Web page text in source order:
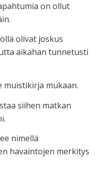
on ollut
olivat joskus
aikahan tunnetusti
muistikirja mukaan.
siihen matkan
nimellä
havaintojen merkitys